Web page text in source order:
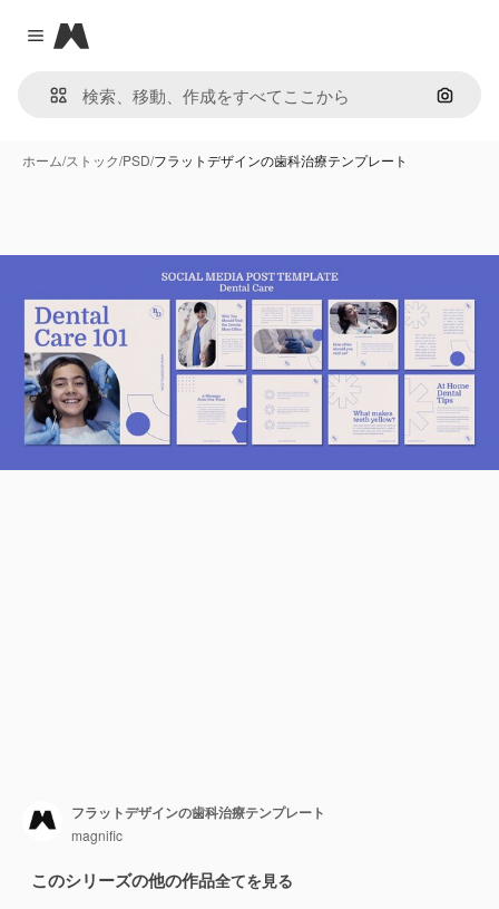
Close menu
Magnific
画像で
ホーム/ストック/PSD/フラットデザインの歯科治療テンプレート
フラットデザインの歯科治療テンプレート
magnific
このシリーズの他の作品全てを見る